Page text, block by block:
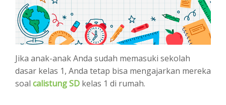
Jika anak-anak Anda sudah memasuki sekolah
dasar kelas 1, Anda tetap bisa mengajarkan mereka
soal calistung SD kelas 1 di rumah.